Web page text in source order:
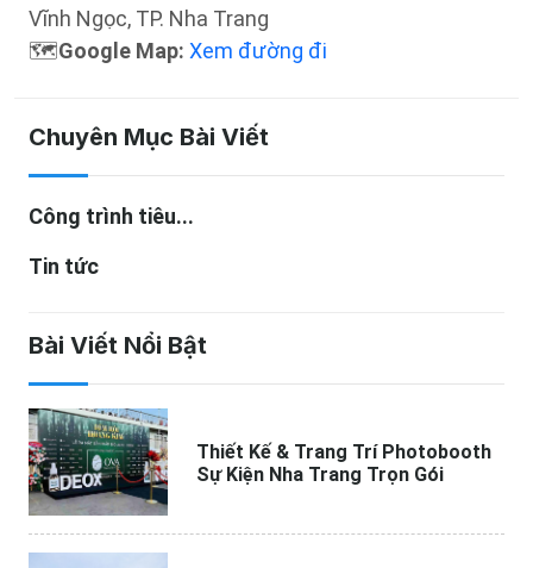
Vĩnh Ngọc, TP. Nha Trang
🗺️Google Map: Xem đường đi
Chuyên Mục Bài Viết
Công trình tiêu...
Tin tức
Bài Viết Nổi Bật
Thiết Kế & Trang Trí Photobooth
Sự Kiện Nha Trang Trọn Gói